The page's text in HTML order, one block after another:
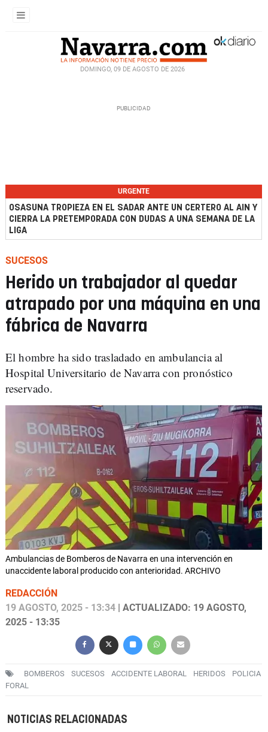
DOMINGO, 09 DE AGOSTO DE 2026
URGENTE
OSASUNA TROPIEZA EN EL SADAR ANTE UN CERTERO AL AIN Y
CIERRA LA PRETEMPORADA CON DUDAS A UNA SEMANA DE LA
LIGA
SUCESOS
Herido un trabajador al quedar
atrapado por una máquina en una
fábrica de Navarra
El hombre ha sido trasladado en ambulancia al
Hospital Universitario de Navarra con pronóstico
reservado.
Ambulancias de Bomberos de Navarra en una intervención en
unaccidente laboral producido con anterioridad. ARCHIVO
REDACCIÓN
19 AGOSTO, 2025 - 13:34 | ACTUALIZADO: 19 AGOSTO,
2025 - 13:35
BOMBEROS SUCESOS ACCIDENTE LABORAL HERIDOS
POLICIA
FORAL
NOTICIAS RELACIONADAS